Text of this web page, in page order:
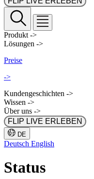
Produkt ->
Lösungen ->
Preise
->
Kundengeschichten ->
Wissen ->
Über uns ->
FLIP LIVE ERLEBEN
DE
Deutsch English
Status